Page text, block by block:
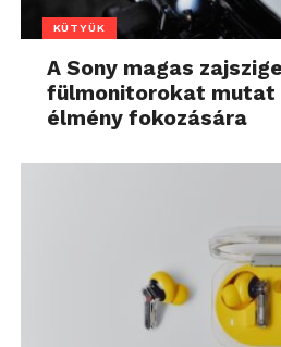
KÜTYÜK
A Sony magas
fülmonitorokat mutat
élmény fokozására